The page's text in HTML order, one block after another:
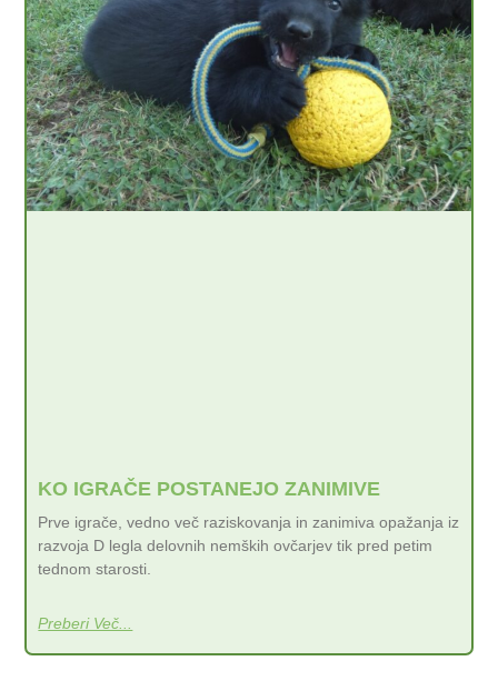
KO IGRAČE POSTANEJO ZANIMIVE
Prve igrače, vedno več raziskovanja in zanimiva opažanja iz
razvoja D legla delovnih nemških ovčarjev tik pred petim
tednom starosti.
Preberi Več...